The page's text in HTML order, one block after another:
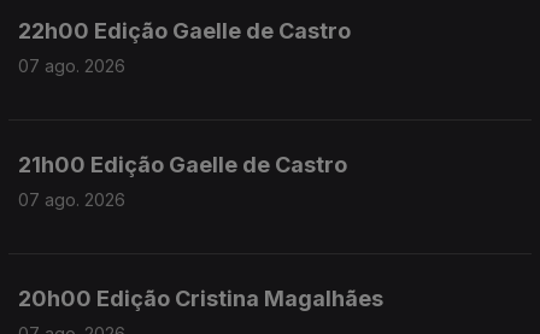
22h00 Edição Gaelle de Castro
07 ago. 2026
21h00 Edição Gaelle de Castro
07 ago. 2026
20h00 Edição Cristina Magalhães